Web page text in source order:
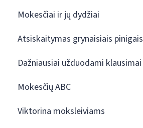
Mokesčiai ir jų dydžiai
Atsiskaitymas grynaisiais pinigais
Dažniausiai užduodami klausimai
Mokesčių ABC
Viktorina moksleiviams